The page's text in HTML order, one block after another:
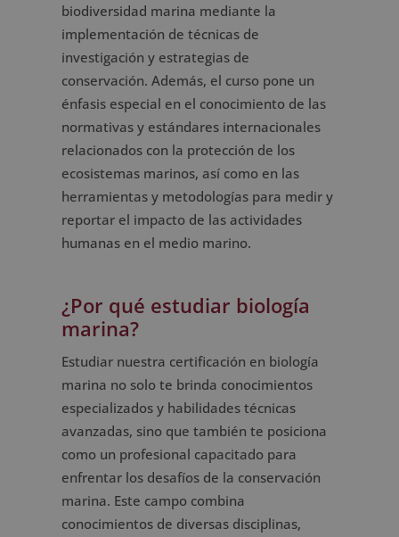
biodiversidad marina mediante la
implementación de técnicas de
investigación y estrategias de
conservación. Además, el curso pone un
énfasis especial en el conocimiento de las
normativas y estándares internacionales
relacionados con la protección de los
ecosistemas marinos, así como en las
herramientas y metodologías para medir y
reportar el impacto de las actividades
humanas en el medio marino.
¿Por qué estudiar biología
marina?
Estudiar nuestra certificación en biología
marina no solo te brinda conocimientos
especializados y habilidades técnicas
avanzadas, sino que también te posiciona
como un profesional capacitado para
enfrentar los desafíos de la conservación
marina. Este campo combina
conocimientos de diversas disciplinas,